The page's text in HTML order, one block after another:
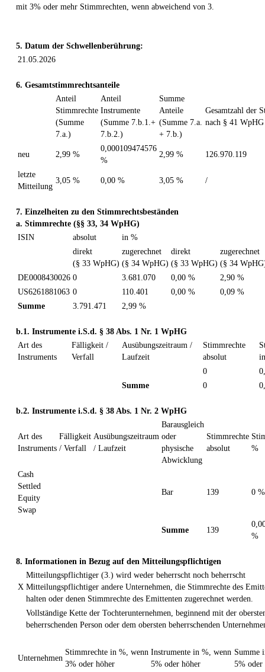
mit 3% oder mehr Stimmrechten, wenn abweichend von 3.
5. Datum der Schwellenberührung:
21.05.2026
6. Gesamtstimmrechtsanteile
Anteil
Stimmrechte
(Summe
7.a.)
Anteil
Instrumente
(Summe 7.b.1.+
7.b.2.)
Summe
Anteile
(Summe 7.a.
+ 7.b.)
Gesamtzahl der
nach § 41 WpHG
neu 2,99 %
0,000109474576
%
2,99 % 126.970.119
letzte
Mitteilung
3,05 % 0,00 % 3,05 % /
7. Einzelheiten zu den Stimmrechtsbeständen
a. Stimmrechte (§§ 33, 34 WpHG)
ISIN
absolut
in %
direkt
(§ 33 WpHG)
zugerechnet
(§ 34 WpHG)
direkt
(§ 33 WpHG)
zugerechnet
(§ 34
DE0008430026 0 3.681.070 0,00 %
2,90 %
US6261881063 0 110.401 0,00 %
0,09 %
Summe
3.791.471 2,99 %
b.1. Instrumente i.S.d. § 38 Abs. 1 Nr. 1 WpHG
Art des
Instruments
Fälligkeit /
Verfall
Ausübungszeitraum /
Laufzeit
Stimmrechte
absolut
0
Summe
0
b.2. Instrumente i.S.d. § 38 Abs. 1 Nr. 2 WpHG
Art des
Instruments
Fälligkeit
/ Verfall
Ausübungszeitraum
/ Laufzeit
Barausgleich
oder
physische
Abwicklung
Stimmrechte
absolut
%
Cash
Settled
Equity
Swap
Bar 139 0 %
Summe 139
%
8. Informationen in Bezug auf den Mitteilungspflichtigen
X
Mitteilungspflichtiger (3.) wird weder beherrscht noch beherrscht
Mitteilungspflichtiger andere Unternehmen, die Stimmrechte des
halten oder denen Stimmrechte des Emittenten zugerechnet werden.
Vollständige Kette der Tochterunternehmen, beginnend mit der
beherrschenden Person oder dem obersten beherrschenden
Unternehmen
Stimmrechte in %, wenn
3% oder höher
Instrumente in %, wenn
5% oder höher
Summe
5% oder